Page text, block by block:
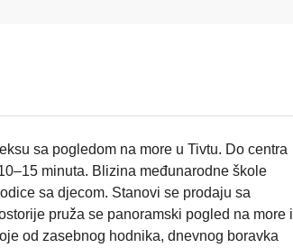
sa pogledom na more u Tivtu. Do centra
minuta. Blizina međunarodne škole
sa djecom. Stanovi se prodaju sa
pruža se panoramski pogled na more i
od zasebnog hodnika, dnevnog boravka